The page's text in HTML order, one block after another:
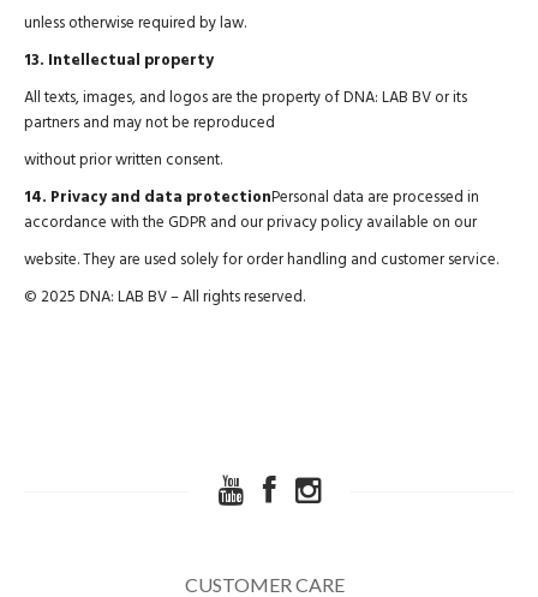
unless otherwise required by law.
13. Intellectual property
All texts, images, and logos are the property of DNA: LAB BV or its
partners and may not be reproduced
without prior written consent.
14. Privacy and data protectionPersonal data are processed in
accordance with the GDPR and our privacy policy available on our
website. They are used solely for order handling and customer service.
© 2025 DNA: LAB BV – All rights reserved.
CUSTOMER CARE